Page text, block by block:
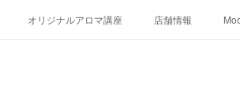
オリジナルアロマ講座 店舗情報